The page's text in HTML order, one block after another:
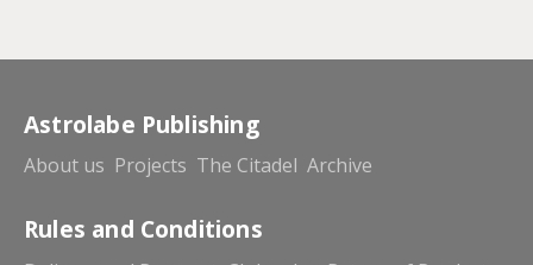
Astrolabe Publishing
About us Projects The Citadel Archive
Rules and Conditions